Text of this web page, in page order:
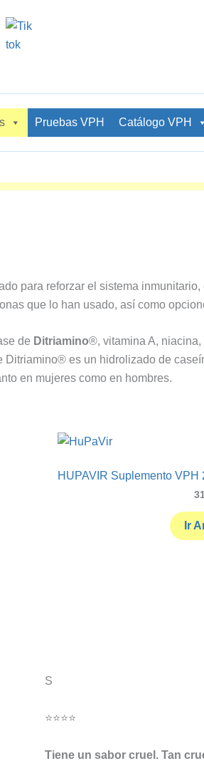
Pruebas VPH Catálogo VPH
para reforzar el sistema
que lo han usado, así como
de Ditriamino®, vitamina A,
es un hidrolizado de
en mujeres como en hombres.
HUPAVIR Suplemento VPH
Ir
S
⭐⭐⭐⭐
Tiene un sabor cruel. Tan